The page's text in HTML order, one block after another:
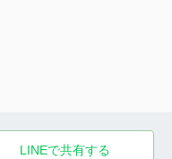
LINEで共有する